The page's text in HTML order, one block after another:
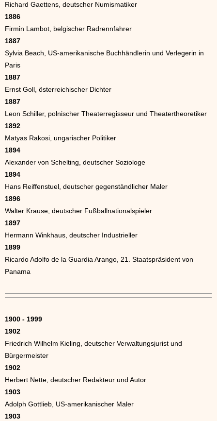
Richard Gaettens, deutscher Numismatiker
1886
Firmin Lambot, belgischer Radrennfahrer
1887
Sylvia Beach, US-amerikanische Buchhändlerin und Verlegerin in
Paris
1887
Ernst Goll, österreichischer Dichter
1887
Leon Schiller, polnischer Theaterregisseur und Theatertheoretiker
1892
Matyas Rakosi, ungarischer Politiker
1894
Alexander von Schelting, deutscher Soziologe
1894
Hans Reiffenstuel, deutscher gegenständlicher Maler
1896
Walter Krause, deutscher Fußballnationalspieler
1897
Hermann Winkhaus, deutscher Industrieller
1899
Ricardo Adolfo de la Guardia Arango, 21. Staatspräsident von
Panama
1900 - 1999
1902
Friedrich Wilhelm Kieling, deutscher Verwaltungsjurist und
Bürgermeister
1902
Herbert Nette, deutscher Redakteur und Autor
1903
Adolph Gottlieb, US-amerikanischer Maler
1903